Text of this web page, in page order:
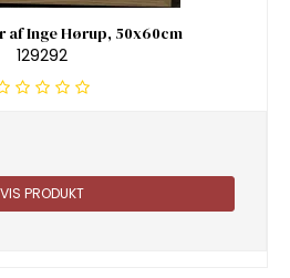
af Inge Hørup, 50x60cm
129292
VIS PRODUKT